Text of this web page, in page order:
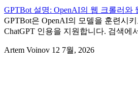
GPTBot 설명: OpenAI의 웹 크롤러와
GPTBot은 OpenAI의 모델을 훈련시
ChatGPT 인용을 지원합니다. 검색에
Artem Voinov 12 7월, 2026